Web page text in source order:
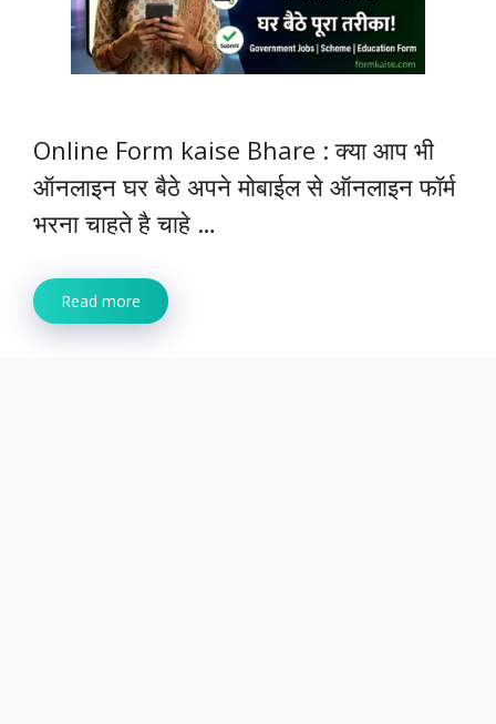
Online Form kaise Bhare : क्या आप भी
ऑनलाइन घर बैठे अपने मोबाईल से ऑनलाइन फॉर्म
भरना चाहते है चाहे …
Read more